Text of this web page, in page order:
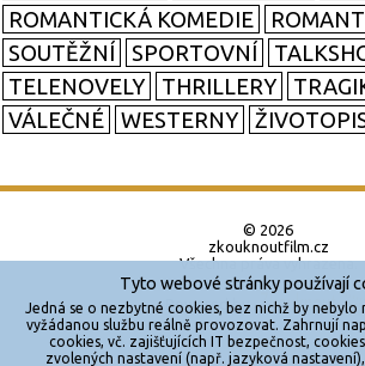
ROMANTICKÁ KOMEDIE
SOUTĚŽNÍ
SPORTOVNÍ
TELENOVELY
THRILLERY
VÁLEČNÉ
WESTERNY
© 2026
zkouknoutfilm.cz
Všechna práva vyhrazena.
Powered by
Reklama
Tyto webové stránky používají
Jedná se o nezbytné cookies, bez nichž by nebylo
vyžádanou službu reálně provozovat. Zahrnují
cookies, vč. zajišťujících IT bezpečnost,
zvolených nastavení (např. jazyková